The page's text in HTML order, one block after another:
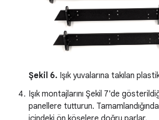
Şekil 6. Işık yuvalarına takılan
Işık montajlarını Şekil 7'de
panellere tutturun. Tamamlandığında